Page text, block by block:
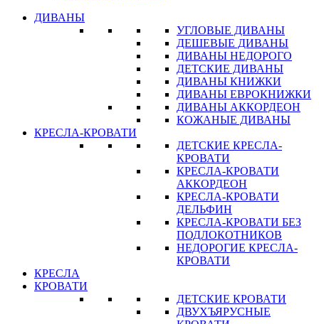
ДИВАНЫ
УГЛОВЫЕ ДИВАНЫ
ДЕШЕВЫЕ ДИВАНЫ
ДИВАНЫ НЕДОРОГО
ДЕТСКИЕ ДИВАНЫ
ДИВАНЫ КНИЖКИ
ДИВАНЫ ЕВРОКНИЖКИ
ДИВАНЫ АККОРДЕОН
КОЖАНЫЕ ДИВАНЫ
КРЕСЛА-КРОВАТИ
ДЕТСКИЕ КРЕСЛА-
КРОВАТИ
КРЕСЛА-КРОВАТИ
АККОРДЕОН
КРЕСЛА-КРОВАТИ
ДЕЛЬФИН
КРЕСЛА-КРОВАТИ БЕЗ
ПОДЛОКОТНИКОВ
НЕДОРОГИЕ КРЕСЛА-
КРОВАТИ
КРЕСЛА
КРОВАТИ
ДЕТСКИЕ КРОВАТИ
ДВУХЪЯРУСНЫЕ